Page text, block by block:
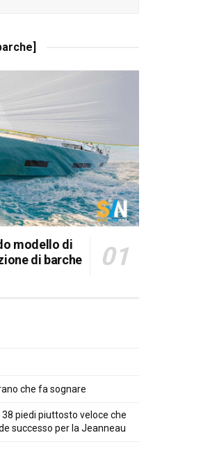
modello di
di barche
che fa sognare
38 piedi piuttosto veloce che
successo per la Jeanneau